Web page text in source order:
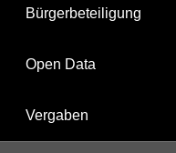
Bürgerbeteiligung
Open Data
Vergaben